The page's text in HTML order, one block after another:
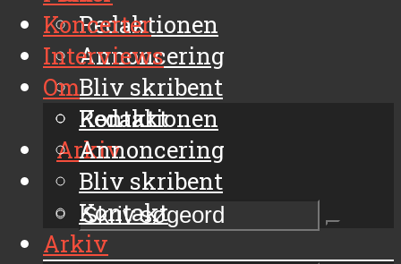
Redaktionen
Annoncering
Bliv skribent
Kontakt
Arkiv
Koncerter
Interviews
Om
Redaktionen
Annoncering
Bliv skribent
Kontakt
Arkiv